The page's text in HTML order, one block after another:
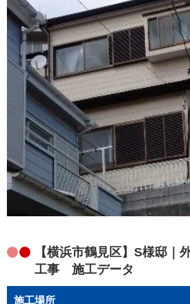
【横浜市鶴見区】S様邸｜
工事 施工データ
施工場所